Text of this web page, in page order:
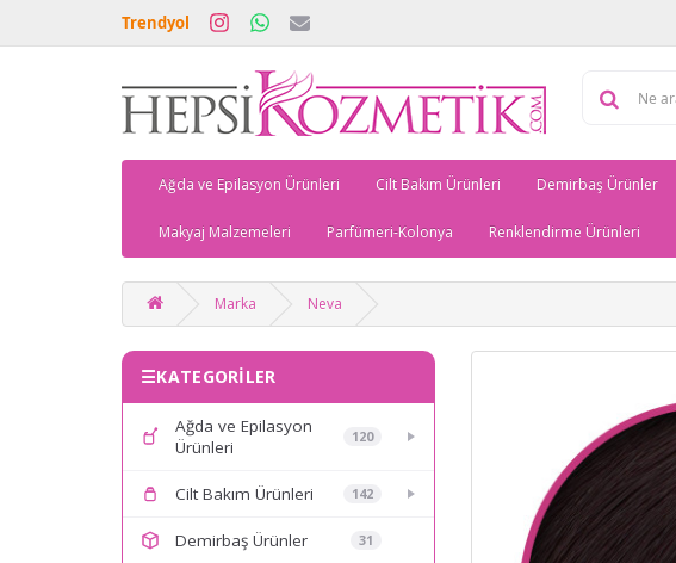
Trendyol
Ağda ve Epilasyon Ürünleri Cilt Bakım Ürünleri Demirbaş Ürünler
Makyaj Malzemeleri Parfümeri-Kolonya Renklendirme Ürünleri
Marka Neva
KATEGORİLER
Ağda ve Epilasyon
Ürünleri
120
Cilt Bakım Ürünleri 142
Demirbaş Ürünler 31